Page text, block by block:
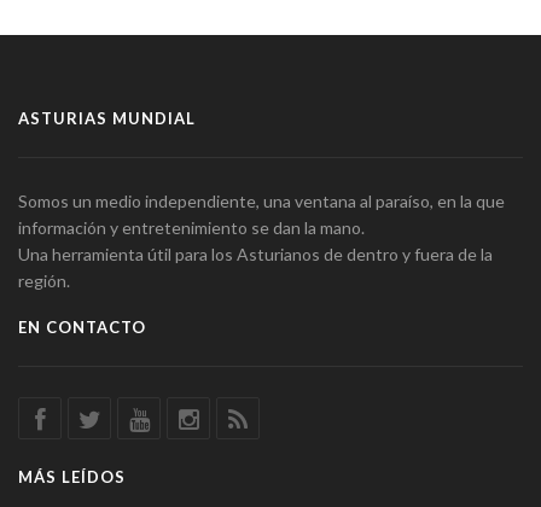
ASTURIAS MUNDIAL
Somos un medio independiente, una ventana al paraíso, en la que
información y entretenimiento se dan la mano.
Una herramienta útil para los Asturianos de dentro y fuera de la
región.
EN CONTACTO
MÁS LEÍDOS